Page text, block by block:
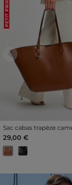
PETIT PRIX
Previous
Sac cabas trapèze
femme
29,00 €